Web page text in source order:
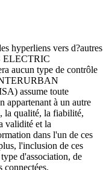
hyperliens vers d?autres
ELECTRIC
aucun type de contrôle
assume toute
appartenant à un autre
la qualité, la fiabilité,
validité et la
dans l'un de ces
l'inclusion de ces
d'association, de
connectées.